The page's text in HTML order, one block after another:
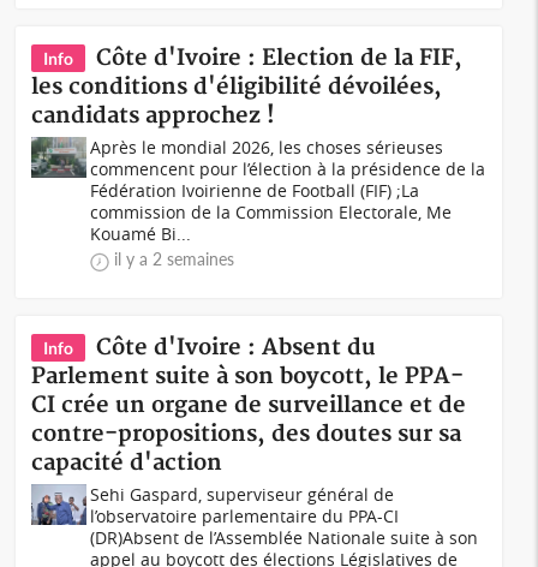
Info
Côte d'Ivoire : Election de la FIF,
les conditions d'éligibilité dévoilées,
candidats approchez !
Après le mondial 2026, les choses sérieuses
commencent pour l’élection à la présidence de la
Fédération Ivoirienne de Football (FIF) ;La
commission de la Commission Electorale, Me
Kouamé Bi...
il y a 2 semaines
Info
Côte d'Ivoire : Absent du
Parlement suite à son boycott, le PPA-
CI crée un organe de surveillance et de
contre-propositions, des doutes sur sa
capacité d'action
Sehi Gaspard, superviseur général de
l’observatoire parlementaire du PPA-CI
(DR)Absent de l’Assemblée Nationale suite à son
appel au boycott des élections Législatives de